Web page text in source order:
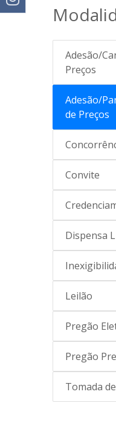
Adesão/
Preços
Adesão/
de Preços
Convite
Dispensa
Leilão
Pregão
Pregão
Tomada